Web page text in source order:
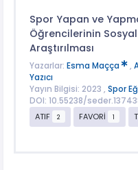
Spor Yapan ve
Öğrencilerinin Sosyal
Araştırılması
Yazarlar: Esma Maçça ,
Yazıcı
Yayın Bilgisi: 2023 , Spor
DOI: 10.55238/
ATIF
2 FAVORİ 1